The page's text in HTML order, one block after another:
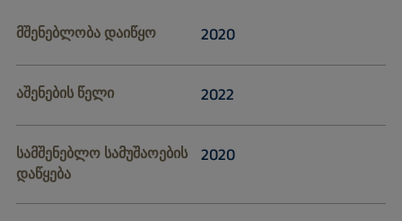
მშენებლობა დაიწყო 2020
აშენების წელი 2022
სამშენებლო სამუშაოების
დაწყება
2020